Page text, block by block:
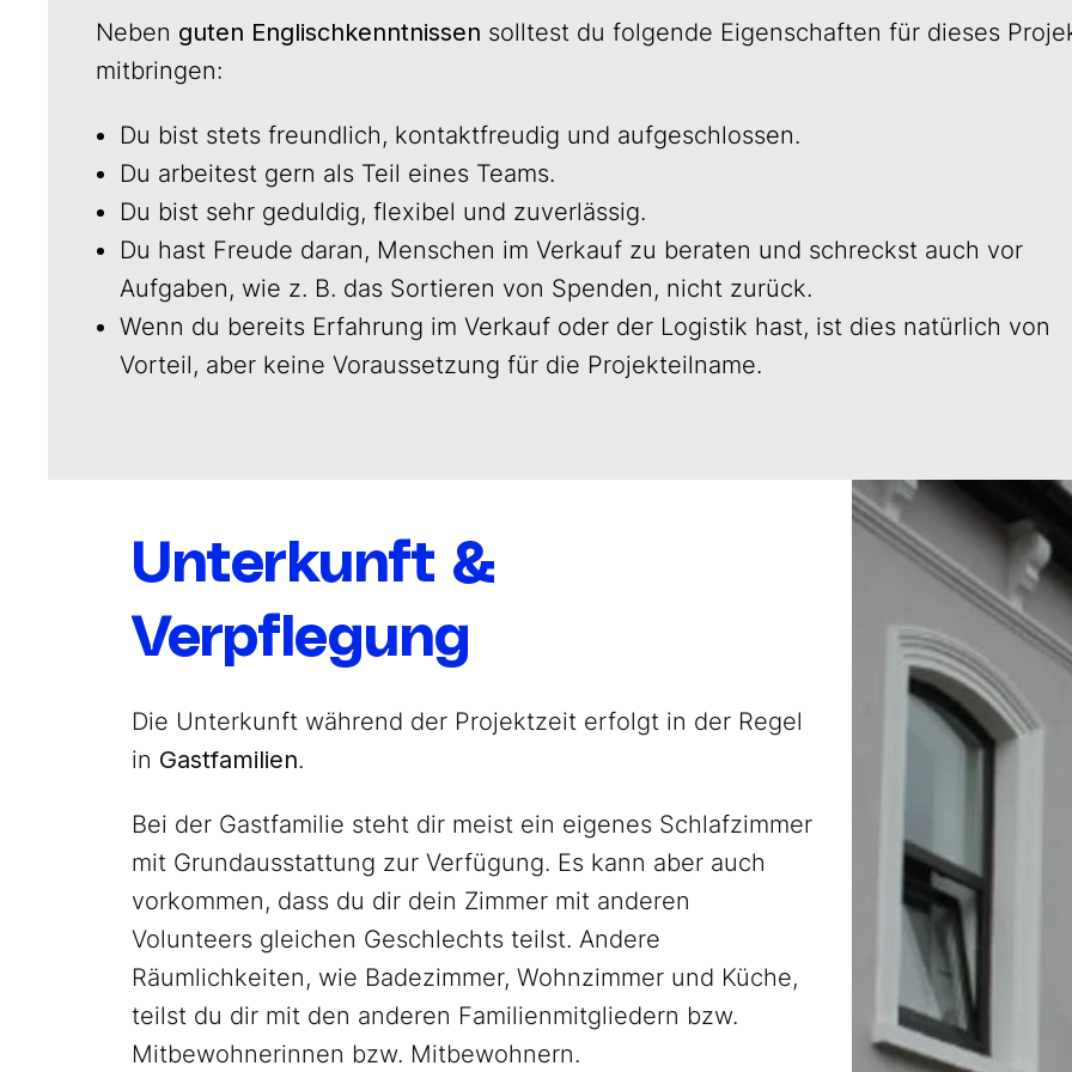
Neben guten Englischkenntnissen solltest du folgende Eigenschaften für dieses
mitbringen:
Du bist stets freundlich, kontaktfreudig und aufgeschlossen.
Du arbeitest gern als Teil eines Teams.
Du bist sehr geduldig, flexibel und zuverlässig.
Du hast Freude daran, Menschen im Verkauf zu beraten und schreckst auch vor
Aufgaben, wie z. B. das Sortieren von Spenden, nicht zurück.
Wenn du bereits Erfahrung im Verkauf oder der Logistik hast, ist dies natürlich von
Vorteil, aber keine Voraussetzung für die Projekteilname.
Unterkunft &
Verpflegung
Die Unterkunft während der Projektzeit erfolgt in der Regel
in Gastfamilien.
Bei der Gastfamilie steht dir meist ein eigenes Schlafzimmer
mit Grundausstattung zur Verfügung. Es kann aber auch
vorkommen, dass du dir dein Zimmer mit anderen
Volunteers gleichen Geschlechts teilst. Andere
Räumlichkeiten, wie Badezimmer, Wohnzimmer und Küche,
teilst du dir mit den anderen Familienmitgliedern bzw.
Mitbewohnerinnen bzw. Mitbewohnern.